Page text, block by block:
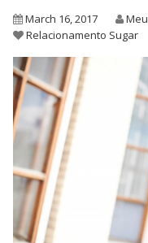
Blog
March 16, 2017
Relacionamento Sugar